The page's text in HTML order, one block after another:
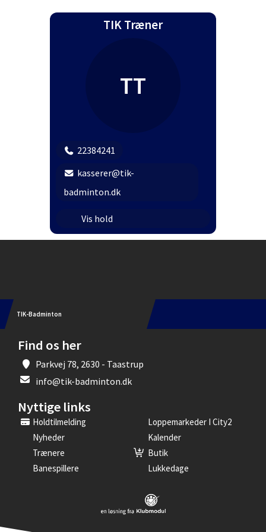
Teknisk træning
TIK Træner
TT
22384241
kasserer@tik-
badminton.dk
Vis hold
Teens torsdag
Begynder Nærheden
TIK-Badminton
Find os her
Parkvej 78, 2630 - Taastrup
info@tik-badminton.dk
Nyttige links
Holdtilmelding
Loppemarkeder I City2
Nyheder
Kalender
Trænere
Butik
Banespillere
Lukkedage